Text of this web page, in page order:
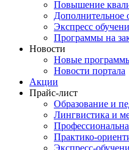
Повышение
Дополнительное
Экспресс
Программы на
Новости
Новые
Новости портала
Акции
Прайс-лист
Образование и
Лингвистика и
Практико-
Экспресс-